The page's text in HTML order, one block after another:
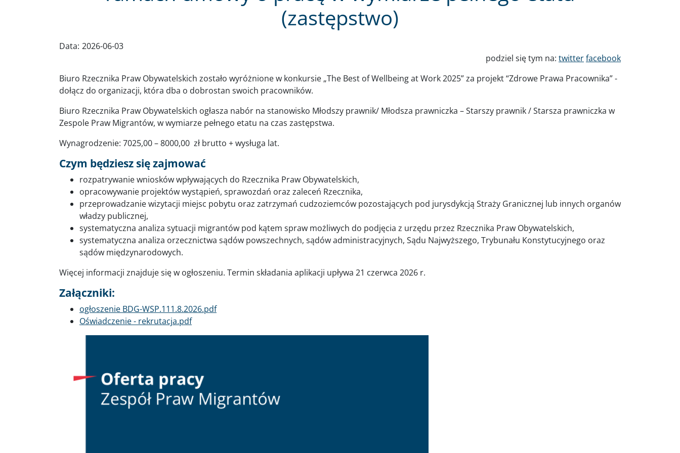
(zastępstwo)
Data: 2026-06-03
podziel się tym na: twitterfacebook
Biuro Rzecznika Praw Obywatelskich zostało wyróżnione w konkursie „The Best of Wellbeing at Work 2025” za projekt “Zdrowe Prawa Pracownika” -
dołącz do organizacji, która dba o dobrostan swoich pracowników.
Biuro Rzecznika Praw Obywatelskich ogłasza nabór na stanowisko Młodszy prawnik/ Młodsza prawniczka – Starszy prawnik / Starsza prawniczka w
Zespole Praw Migrantów, w wymiarze pełnego etatu na czas zastępstwa.
Wynagrodzenie: 7025,00 – 8000,00 zł brutto + wysługa lat.
Czym będziesz się zajmować
rozpatrywanie wniosków wpływających do Rzecznika Praw Obywatelskich,
opracowywanie projektów wystąpień, sprawozdań oraz zaleceń Rzecznika,
przeprowadzanie wizytacji miejsc pobytu oraz zatrzymań cudzoziemców pozostających pod jurysdykcją Straży Granicznej lub innych organów
władzy publicznej,
systematyczna analiza sytuacji migrantów pod kątem spraw możliwych do podjęcia z urzędu przez Rzecznika Praw Obywatelskich,
systematyczna analiza orzecznictwa sądów powszechnych, sądów administracyjnych, Sądu Najwyższego, Trybunału Konstytucyjnego oraz
sądów międzynarodowych.
Więcej informacji znajduje się w ogłoszeniu. Termin składania aplikacji upływa 21 czerwca 2026 r.
Załączniki:
Dokument
ogłoszenie BDG-WSP.111.8.2026.pdf
Dokument
Oświadczenie - rekrutacja.pdf